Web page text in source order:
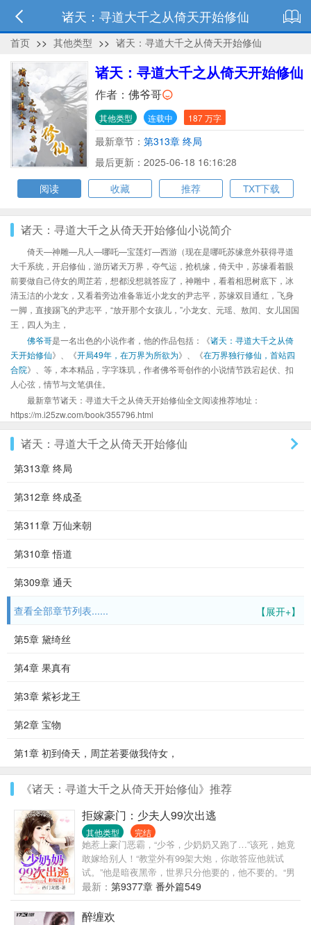
诸天：寻道大千之从倚天开始修仙
首页 >> 其他类型 >> 诸天：寻道大千之从倚天开始修仙
诸天：寻道大千之从倚天开始修仙
作者： 佛爷哥
其他类型 连载中 187 万字
最新章节： 第313章 终局
最后更新：2025-06-18 16:16:28
阅读
收藏 推荐 TXT下载
诸天：寻道大千之从倚天开始修仙小说简介
倚天—神雕—凡人—哪吒—宝莲灯—西游（现在是哪吒苏缘意外获得寻道
大千系统，开启修仙，游历诸天万界，夺气运，抢机缘，倚天中，苏缘看着眼
前要做自己侍女的周芷若，想都没想就答应了，神雕中，看着相思树底下，冰
清玉洁的小龙女，又看着旁边准备靠近小龙女的尹志平，苏缘双目通红，飞身
一脚，直接踢飞的尹志平，“放开那个女孩儿，”小龙女、元瑶、敖闰、女儿国国
王，四人为主，
佛爷哥是一名出色的小说作者，他的作品包括：《诸天：寻道大千之从倚
天开始修仙》、《开局49年，在万界为所欲为》、《在万界独行修仙，首站四
合院》、等，本本精品，字字珠玑，作者佛爷哥创作的小说情节跌宕起伏、扣
人心弦，情节与文笔俱佳。
最新章节诸天：寻道大千之从倚天开始修仙全文阅读推荐地址：
https://m.i25zw.com/book/355796.html
诸天：寻道大千之从倚天开始修仙
第313章 终局
第312章 终成圣
第311章 万仙来朝
第310章 悟道
第309章 通天
【展开+】
查看全部章节列表......
第5章 黛绮丝
第4章 果真有
第3章 紫衫龙王
第2章 宝物
第1章 初到倚天，周芷若要做我侍女，
《诸天：寻道大千之从倚天开始修仙》推荐
拒嫁豪门：少夫人99次出逃
其他类型 完结
她惹上豪门恶霸，“少爷，少奶奶又跑了…”该死，她竟
敢嫁给别人！“教堂外有99架大炮，你敢答应他就试
试。”他是暗夜黑帝，世界只分他要的，他不要的。“男
人，你是我不要的！”她带球逃离，几年后领着“迷你
版”归来：“怪叔叔，不准欺负我妈咪！”“欺负她才有你
这个坏东西，不想添个弟弟？”
最新： 第9377章 番外篇549
醉缠欢